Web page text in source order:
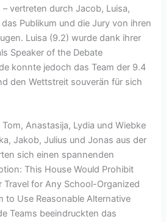
vertreten durch Jacob, Luisa,
Publikum und die Jury von ihren
Luisa (9.2) wurde dank ihrer
Speaker of the Debate
konnte jedoch das Team der 9.4
den Wettstreit souverän für sich
Anastasija, Lydia und Wiebke
Jakob, Julius und Jonas aus der
sich einen spannenden
This House Would Prohibit
for Any School-Organized
to Use Reasonable Alternative
Teams beeindruckten das